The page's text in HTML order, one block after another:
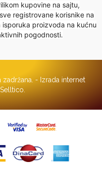
kupovine na sajtu,
registrovane korisnike na
proizvoda na kućnu
pogodnosti.
- Izrada internet
Selltico.